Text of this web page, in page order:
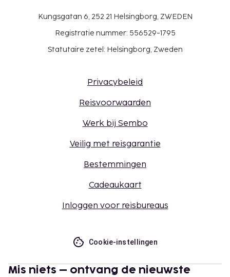
Kungsgatan 6, 252 21 Helsingborg, ZWEDEN
Registratie nummer: 556529-1795
Statutaire zetel: Helsingborg, Zweden
Privacybeleid
Reisvoorwaarden
Werk bij Sembo
Veilig met reisgarantie
Bestemmingen
Cadeaukaart
Inloggen voor reisbureaus
Cookie-instellingen
Mis niets – ontvang de nieuwste